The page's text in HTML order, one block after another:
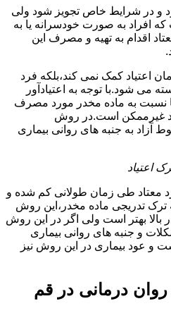
و در شرایط خاص تجویز شود ولی
افراد به صورت خودسرانه یا به
اقدام به تهیه و مصرف این
اعتیاد کمک نمی کند،بلکه فرد
می شود.با توجه به اعتیادآور
نسبت به ماده مخدر مورد مصرف
غیرممکن است.در روش
آزاد به جنبه های روانی بیماری
اعتیاد
طی زمان طولانی کم شده و
تدریجی ماده مخدر،این روش
بهتر است ولی اگر در این روش
و جنبه های روانی بیماری
و عود بیماری در این روش نیز
روان درمانی در قم